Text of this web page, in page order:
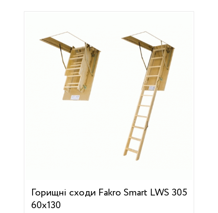
Горищні сходи Fakro Smart LWS 305
60х130